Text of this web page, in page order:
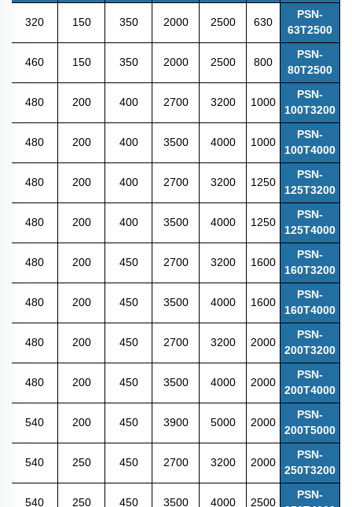
PSN-
63T2500
630
2500
2000
350
150
320
PSN-
80T2500
800
2500
2000
350
150
460
PSN-
100T3200
1000
3200
2700
400
200
480
PSN-
100T4000
1000
4000
3500
400
200
480
PSN-
125T3200
1250
3200
2700
400
200
480
PSN-
125T4000
1250
4000
3500
400
200
480
PSN-
160T3200
1600
3200
2700
450
200
480
PSN-
160T4000
1600
4000
3500
450
200
480
PSN-
200T3200
2000
3200
2700
450
200
480
PSN-
200T4000
2000
4000
3500
450
200
480
PSN-
200T5000
2000
5000
3900
450
200
540
PSN-
250T3200
2000
3200
2700
450
250
540
PSN-
2500
4000
3500
450
250
540